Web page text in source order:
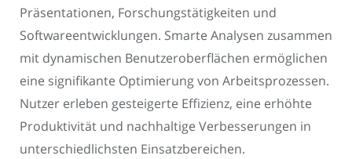
Präsentationen, Forschungstätigkeiten und
Softwareentwicklungen. Smarte Analysen zusammen
mit dynamischen Benutzeroberflächen ermöglichen
eine signifikante Optimierung von Arbeitsprozessen.
Nutzer erleben gesteigerte Effizienz, eine erhöhte
Produktivität und nachhaltige Verbesserungen in
unterschiedlichsten Einsatzbereichen.